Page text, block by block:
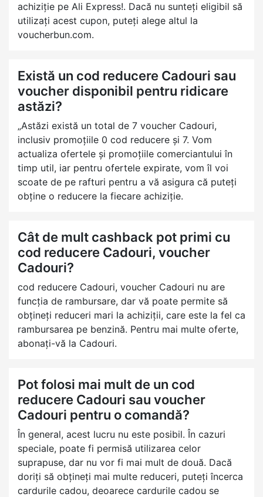
achiziție pe Ali Express!. Dacă nu sunteți eligibil să
utilizați acest cupon, puteți alege altul la
voucherbun.com.
Există un cod reducere Cadouri sau
voucher disponibil pentru ridicare
astăzi?
„Astăzi există un total de 7 voucher Cadouri,
inclusiv promoțiile 0 cod reducere și 7. Vom
actualiza ofertele și promoțiile comerciantului în
timp util, iar pentru ofertele expirate, vom îl voi
scoate de pe rafturi pentru a vă asigura că puteți
obține o reducere la fiecare achiziție.
Cât de mult cashback pot primi cu
cod reducere Cadouri, voucher
Cadouri?
cod reducere Cadouri, voucher Cadouri nu are
funcția de rambursare, dar vă poate permite să
obțineți reduceri mari la achiziții, care este la fel ca
rambursarea pe benzină. Pentru mai multe oferte,
abonați-vă la Cadouri.
Pot folosi mai mult de un cod
reducere Cadouri sau voucher
Cadouri pentru o comandă?
În general, acest lucru nu este posibil. În cazuri
speciale, poate fi permisă utilizarea celor
suprapuse, dar nu vor fi mai mult de două. Dacă
doriți să obțineți mai multe reduceri, puteți încerca
cardurile cadou, deoarece cardurile cadou se